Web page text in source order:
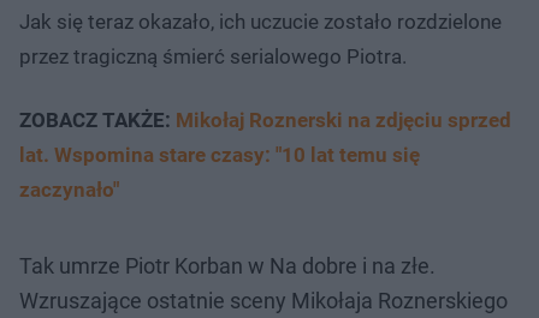
Jak się teraz okazało, ich uczucie zostało rozdzielone
przez tragiczną śmierć serialowego Piotra.
ZOBACZ TAKŻE: Mikołaj Roznerski na zdjęciu sprzed
lat. Wspomina stare czasy: "10 lat temu się
zaczynało"
Tak umrze Piotr Korban w Na dobre i na złe.
Wzruszające ostatnie sceny Mikołaja Roznerskiego